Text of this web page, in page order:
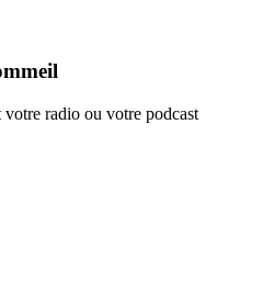
radio ou votre podcast